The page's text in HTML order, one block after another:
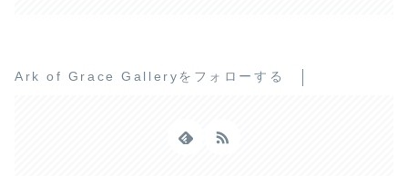
Ark of Grace Galleryをフォローする